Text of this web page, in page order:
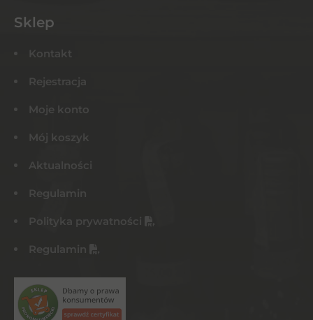
Sklep
Kontakt
Rejestracja
Moje konto
Mój koszyk
Aktualności
Regulamin
Polityka prywatności
Regulamin